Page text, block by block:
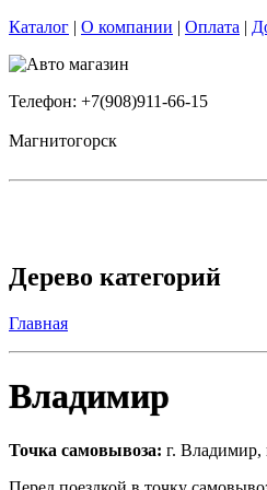
Каталог | О компании | Оплата |
Телефон: +7(908)911-66-15
Магнитогорск
Дерево категорий
Главная
Владимир
Точка самовывоза: г.